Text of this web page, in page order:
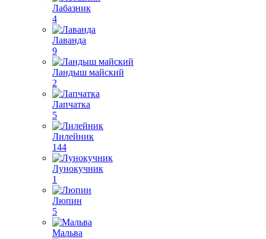
Лабазник
4
Лаванда
9
Ландыш майский
2
Лапчатка
5
Лилейник
144
Лунокучник
1
Люпин
5
Мальва